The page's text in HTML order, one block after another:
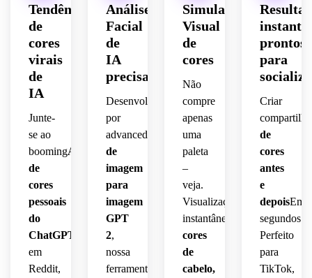
Tendências
de
cores
virais
de
IA
Junte-
se ao
boomingAnálise
de
cores
pessoais
do
ChatGPT
Tendência
em
Reddit,
Análise
Facial
de
IA
precisa
Desenvolvido
por
advanced Modelos
de
imagem
para
imagem
GPT
2,
nossa
ferramenta
Simulação
Visual
de
cores
Não
compre
apenas
uma
paleta
–
veja.
Visualização
instantânea
Diferentes
cores
de
cabelo,
prontos
para
Criar
de
cores
antes
e
depoisEm
segundos.
Perfeito
para
TikTok,